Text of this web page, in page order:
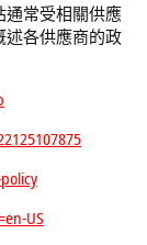
通常受相關供應
述各供應商的政
US